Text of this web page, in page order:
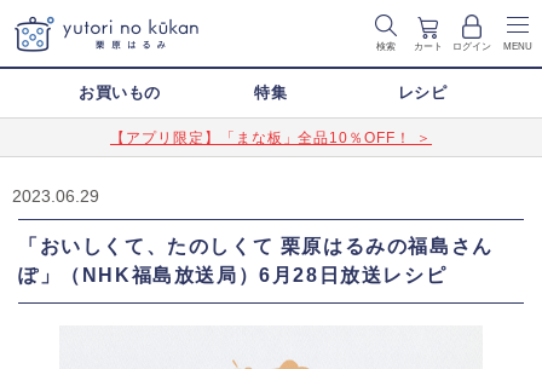
検索 カート ログイン MENU
お買いもの 特集 レシピ
【アプリ限定】「まな板」全品10％OFF！ ＞
2023.06.29
「おいしくて、たのしくて 栗原はるみの福島さん
ぽ」（NHK福島放送局）6月28日放送レシピ